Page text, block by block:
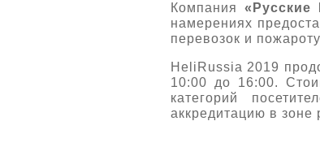
Компания
намерениях
перевозок и
HeliRussia 2019
10:00 до 16:00.
категорий
аккредитацию в зоне